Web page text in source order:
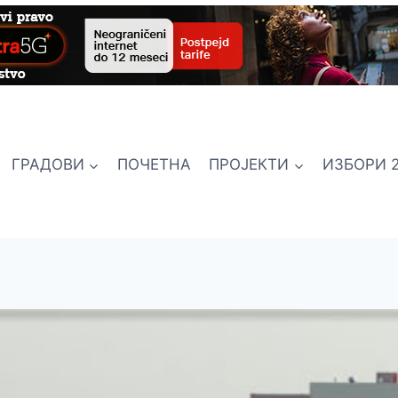
ГРАДОВИ ПОЧЕТНА ПРОЈЕКТИ ИЗБОРИ